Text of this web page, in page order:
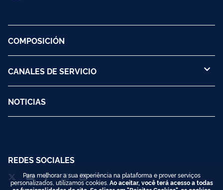
COMPOSICIÓN
CANALES DE SERVICIO
NOTICIAS
REDES SOCIALES
Para melhorar a sua experiência na plataforma e prover serviços
personalizados, utilizamos cookies. Ao aceitar, você terá acesso a todas